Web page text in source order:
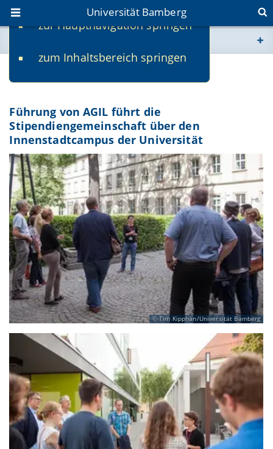
zur Hauptnavigation springen
zum Inhaltsbereich springen
Universität Bamberg
www.uni-bamberg.de
fis.uni-bamberg.de
Das Neue im Alten
Führung von AGIL führt die
Stipendiengemeinschaft über den
Innenstadtcampus der Universität
Tim Kipphan/Universität Bamberg